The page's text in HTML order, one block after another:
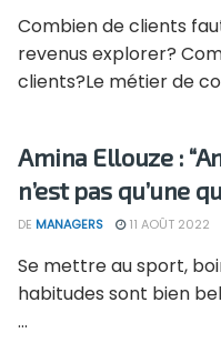
Combien de clients
revenus explorer?
clients?Le métier de
Amina Ellouze :
n’est pas qu’une
DE MANAGERS 11 AOÛT 2022
Se mettre au sport,
habitudes sont bien
...